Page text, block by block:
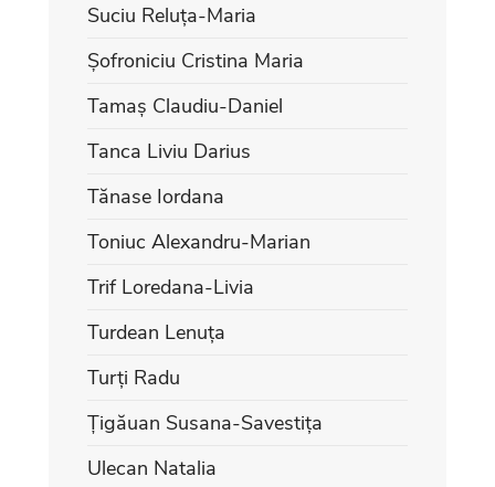
Suciu Reluța-Maria
Șofroniciu Cristina Maria
Tamaș Claudiu-Daniel
Tanca Liviu Darius
Tănase Iordana
Toniuc Alexandru-Marian
Trif Loredana-Livia
Turdean Lenuța
Turți Radu
Țigăuan Susana-Savestița
Ulecan Natalia